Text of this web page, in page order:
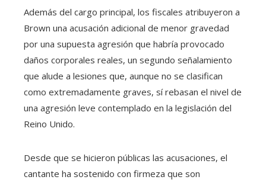
Además del cargo principal, los fiscales atribuyeron a
Brown una acusación adicional de menor gravedad
por una supuesta agresión que habría provocado
daños corporales reales, un segundo señalamiento
que alude a lesiones que, aunque no se clasifican
como extremadamente graves, sí rebasan el nivel de
una agresión leve contemplado en la legislación del
Reino Unido.
Desde que se hicieron públicas las acusaciones, el
cantante ha sostenido con firmeza que son